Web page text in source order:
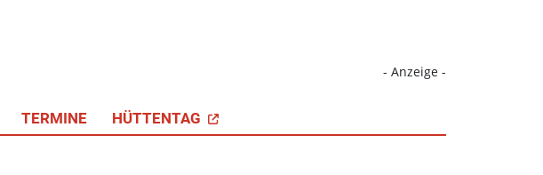
- Anzeige -
TERMINE HÜTTENTAG